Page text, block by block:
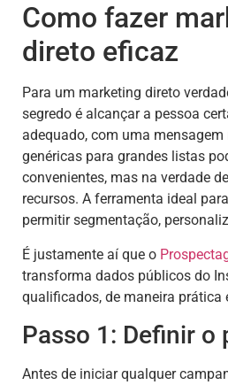
Como fazer
direto eficaz
Para um marketing direto
segredo é alcançar a pessoa
adequado, com uma
genéricas para grandes listas
convenientes, mas na verdade
recursos. A ferramenta ideal
permitir segmentação,
É justamente aí que o
transforma dados públicos do
qualificados, de maneira prática
Passo 1: Definir o
Antes de iniciar qualquer